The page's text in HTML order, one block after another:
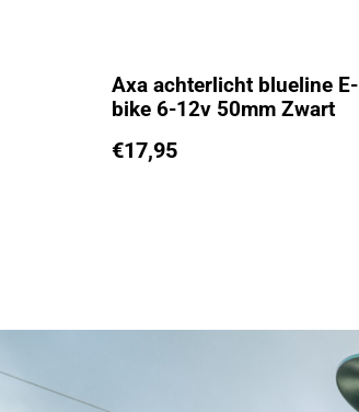
Axa achterlicht blueline E-
bike 6-12v 50mm Zwart
€17,95